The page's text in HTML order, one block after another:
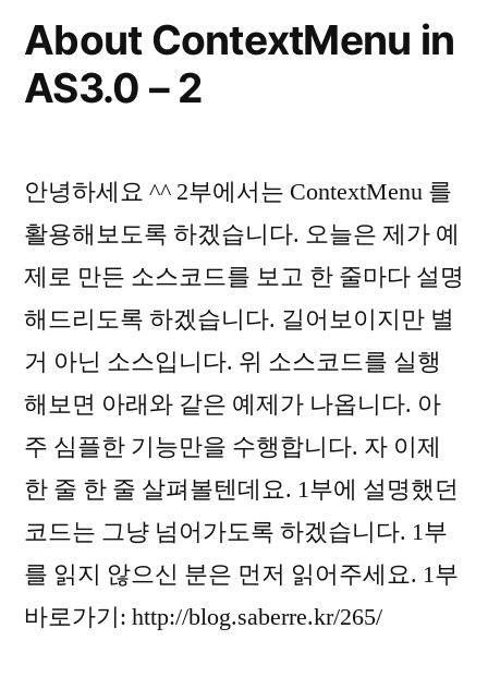
About ContextMenu in
AS3.0 – 2
안녕하세요 ^^ 2부에서는 ContextMenu 를
활용해보도록 하겠습니다. 오늘은 제가 예
제로 만든 소스코드를 보고 한 줄마다 설명
해드리도록 하겠습니다. 길어보이지만 별
거 아닌 소스입니다. 위 소스코드를 실행
해보면 아래와 같은 예제가 나옵니다. 아
주 심플한 기능만을 수행합니다. 자 이제
한 줄 한 줄 살펴볼텐데요. 1부에 설명했던
코드는 그냥 넘어가도록 하겠습니다. 1부
를 읽지 않으신 분은 먼저 읽어주세요. 1부
바로가기: http://blog.saberre.kr/265/